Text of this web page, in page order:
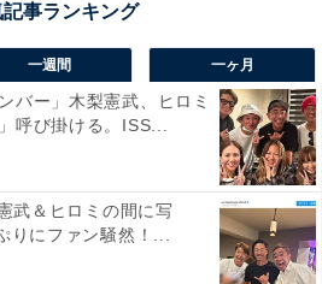
一週間 一ヶ月
バー」木梨憲武、ヒロミ
呼び掛ける。ISS...
武＆ヒロミの間に写
りにファン騒然！...